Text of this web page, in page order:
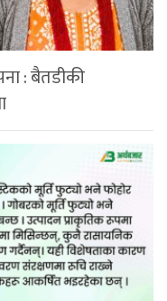
: बैतडीकी